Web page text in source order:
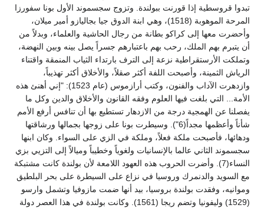
تبدوا قروسطية إذا قورنت ببولندة. وتزوج سجسموند الأول بونا سفورزا
المرحة الموهوبة (1518)، وهي ابنة الدوق جيا بجاليازو أمير ميلان،
وأحضرت معها إلى كراكو بطانة من رجال الحاشية والعلماء، وبدلاً من
أن يتبرم بهم الملك، رحب بهم باعتبارهم جسراً يصل بينه وبين النهضة،
وتملكت الأرستقراطية نزعة إلى الترف بارتداء الثياب المنمقة واقتناء
الرياش الثمينة، وأصبحت اللفة أكثر صقلاً، والأخلاق أكثر تهذيباً،
وازدهرت الآداب والفنون، وكتب أرازموس (عام 1523): "إني أهنئ هذه
الأمة... التي بلغت فيها العلوم وفقه القانون والأخلاق والدين وكل ما
يفصلنا عن الهمجية درجة من الازدهار تستطيع بها أن تنافس أرفع الأمم
شأناً وأعظمها مجداً(6"). وسيطرت بونا على زوجها بجمالها ورشاقتها
ودهائها، فأصبحت ملكة فعلاً، وملكة في الزي على السواء. وكان ابنها
سجسموند الثاني عالما بالإنسانيات ولغوياً وخطيباً وميالاً إلى التزيي بزي
النساء(7). وأضرت الحروب هذه العهود اللامعة لأن بولندة كانت مشتبكة
مع السويد والدنمرك وروسيا في نزاع على السيطرة على بحر البلطيق
وموانيه، وفقدت بولندة بروسيا، بيد أنها ضمت مازوفيا وتشمل وارسو
(1529) وليفونيا وتضم ريجا (1561). وكانت بولندة في هذا العصر دولة